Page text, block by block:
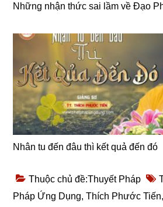
Những nhận thức sai lầm về Đạo
Nhân tu đến đâu thì kết quả đến đó
Thuộc chủ đề:Thuyết Pháp
Pháp Ứng Dụng,Thích Phước Tiến